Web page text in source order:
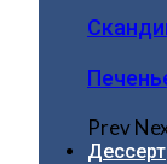
Prev
Дессерт